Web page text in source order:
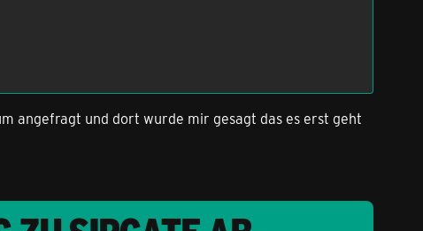
angefragt und dort wurde mir gesagt das es erst geht